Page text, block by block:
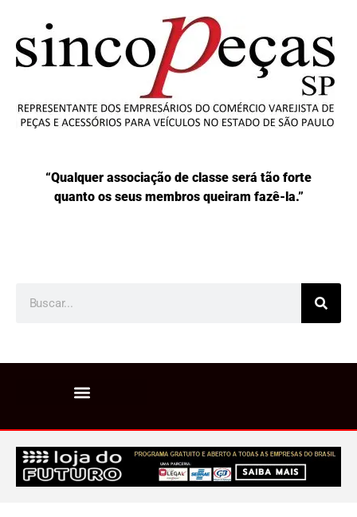
“Qualquer associação de classe será tão forte
quanto os seus membros queiram fazê-la.”